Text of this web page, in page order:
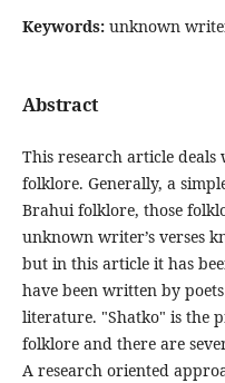
Keywords: unknown
Abstract
This research article
folklore. Generally, a
Brahui folklore, those
unknown writer’s verses
but in this article it has
have been written by
literature. "Shatko" is the
folklore and there are
A research oriented